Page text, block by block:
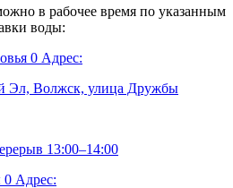
в рабочее время по указанным
воды:
0 Адрес:
Эл, Волжск, улица Дружбы
13:00–14:00
0 Адрес: